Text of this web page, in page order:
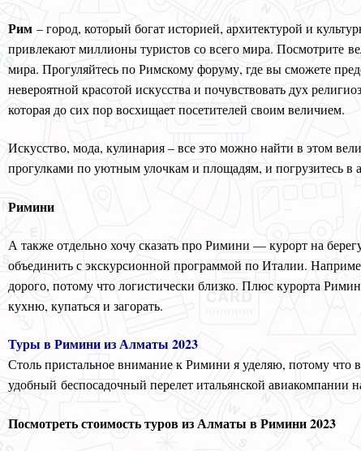
Рим – город, который богат историей, архитектурой и
привлекают миллионы туристов со всего мира. Посмотрите
мира. Прогуляйтесь по Римскому форуму, где вы сможете
невероятной красотой искусства и почувствовать дух
которая до сих пор восхищает посетителей своим величием.
Искусство, мода, кулинария – все это можно найти в этом
прогулками по уютным улочкам и площадям, и погрузитесь в
Римини
А также отдельно хочу сказать про Римини — курорт на
объединить с экскурсионной программой по Италии.
дорого, потому что логистически близко. Плюс курорта
кухню, купаться и загорать.
Туры в Римини из Алматы 2023
Столь пристальное внимание к Римини я уделяю, потому
удобный беспосадочный перелет итальянской авиакомпании
Посмотреть стоимость туров из Алматы в Римини 2023